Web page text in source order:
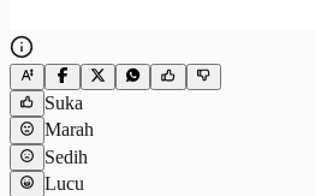
Suka
Marah
Sedih
Lucu